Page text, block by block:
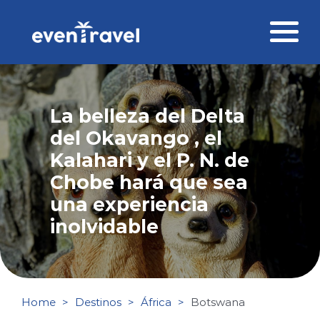
Destinos
Perfil del viajero
Viajes corporativos
Ofertas
Blog
Contacto
La belleza del Delta
del Okavango , el
Kalahari y el P. N. de
Chobe hará que sea
una experiencia
inolvidable
Home Destinos África Botswana